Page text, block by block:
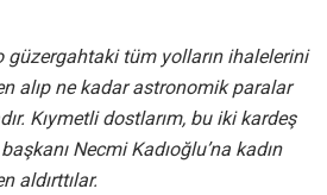
tüm yolların ihalelerini
alıp ne kadar astronomik paralar
Kıymetli dostlarım, bu iki kardeş
Necmi Kadıoğlu’na kadın
aldırttılar.